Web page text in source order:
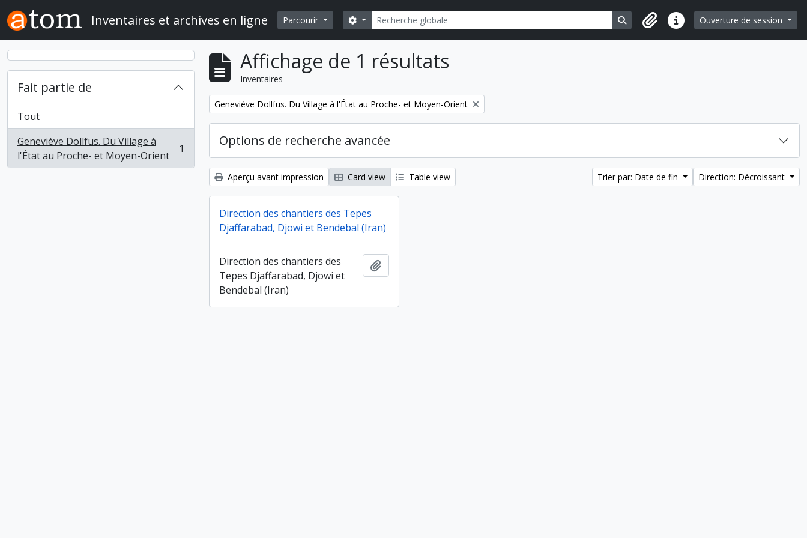
Skip to main content
Inventaires et archives en ligne Parcourir Rechercher
Search options Search in browse page
Liens rapidesOuverture de session
Fait partie de
Tout
Geneviève Dollfus. Du Village à
l'État au Proche- et Moyen-Orient
, 1 résultats 1
Affichage de 1 résultats
Inventaires
Remove filter:
Geneviève Dollfus. Du Village à l'État au Proche- et Moyen-Orient
Options de recherche avancée
Aperçu avant impression Card view Table view Trier par: Date de fin Direction: Décroissant
Direction des chantiers des Tepes
Djaffarabad, Djowi et Bendebal (Iran)
Direction des chantiers des
Tepes Djaffarabad, Djowi et
Bendebal (Iran)